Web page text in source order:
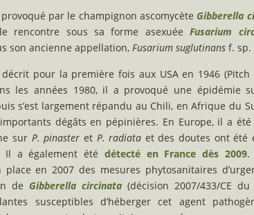
par le champignon ascomycète Gibberella
rencontre sous sa forme asexuéeFusarium
son ancienne appellation, Fusarium suglutinans f. sp.
pour la première fois aux USA en 1946 (Pitch
les années 1980, il a provoqué une épidémie
s’est largement répandu au Chili, en Afrique du
dégâts en pépinières. En Europe, il a
sur P. pinaster et P. radiata et des doutes ont été
Il a également été détecté en France dès 2009.
en 2007 des mesures phytosanitaires
de Gibberella circinata(décision 2007/433/CE du
susceptibles d’héberger cet agent